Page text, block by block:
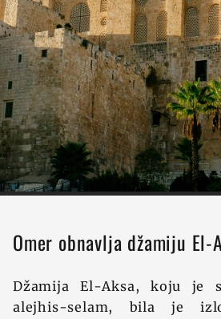
Omer obnavlja džamiju El-
Džamija El-Aksa, koju je
alejhis-selam, bila je